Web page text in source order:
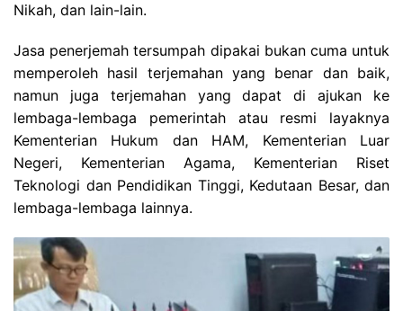
Nikah, dan lain-lain.
Jasa penerjemah tersumpah dipakai bukan cuma untuk
memperoleh hasil terjemahan yang benar dan baik,
namun juga terjemahan yang dapat di ajukan ke
lembaga-lembaga pemerintah atau resmi layaknya
Kementerian Hukum dan HAM, Kementerian Luar
Negeri, Kementerian Agama, Kementerian Riset
Teknologi dan Pendidikan Tinggi, Kedutaan Besar, dan
lembaga-lembaga lainnya.